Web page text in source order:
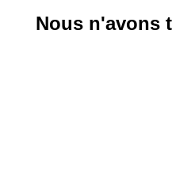
Nous n'avons